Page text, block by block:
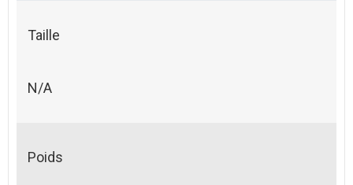
Taille
N/A
Poids